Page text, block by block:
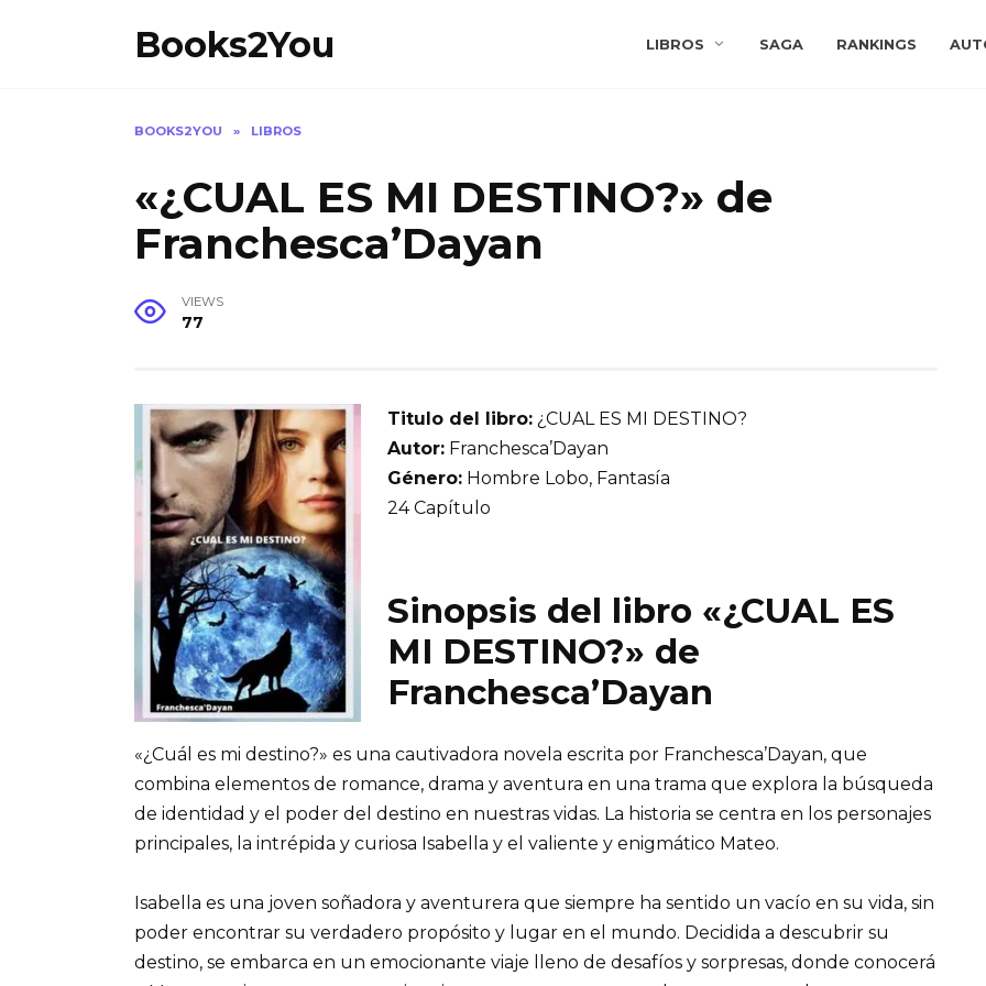
Books2You LIBROS SAGA RANKINGS
BOOKS2YOU » LIBROS
«¿CUAL ES MI DESTINO?» de
Franchesca’Dayan
VIEWS
77
Titulo del libro: ¿CUAL ES MI DESTINO?
Autor: Franchesca’Dayan
Género: Hombre Lobo, Fantasía
24 Capítulo
Sinopsis del libro «¿CUAL ES
MI DESTINO?» de
Franchesca’Dayan
«¿Cuál es mi destino?» es una cautivadora novela escrita por Franchesca’Dayan, que
combina elementos de romance, drama y aventura en una trama que explora la búsqueda
de identidad y el poder del destino en nuestras vidas. La historia se centra en los personajes
principales, la intrépida y curiosa Isabella y el valiente y enigmático Mateo.
Isabella es una joven soñadora y aventurera que siempre ha sentido un vacío en su vida, sin
poder encontrar su verdadero propósito y lugar en el mundo. Decidida a descubrir su
destino, se embarca en un emocionante viaje lleno de desafíos y sorpresas, donde conocerá